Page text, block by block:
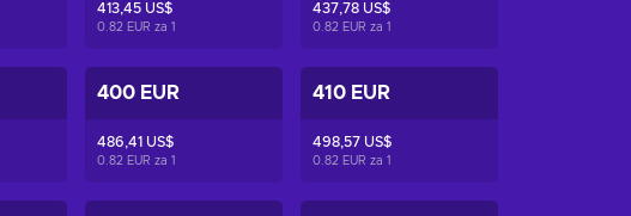
413,45 US$
0.82 EUR za1
437,78 US$
0.82 EUR za1
400 EUR
486,41 US$
0.82 EUR za1
410 EUR
498,57 US$
0.82 EUR za1